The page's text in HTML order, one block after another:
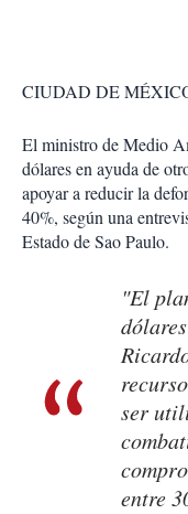
CIUDAD DE
El ministro de Medio
dólares en ayuda de
apoyar a reducir la
40%, según una
Estado de Sao Paulo.
"El
ser
entre